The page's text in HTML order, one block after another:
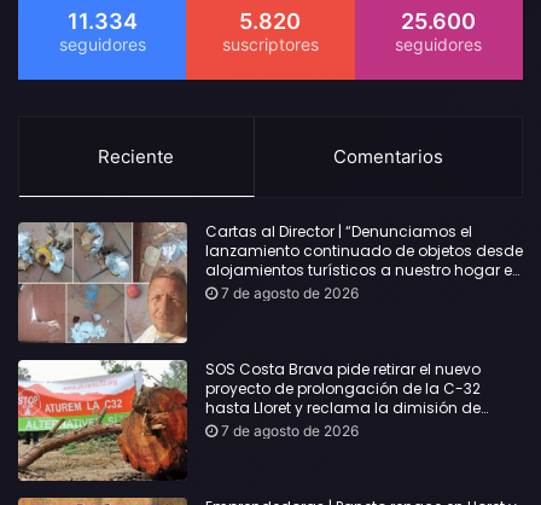
11.334 5.820 25.600
Reciente Comentarios
Cartas al Director | “Denunciamos el
lanzamiento continuado de objetos desde
alojamientos turísticos a nuestro hogar en
Lloret: Podría haber causado una
7 de agosto de 2026
SOS Costa Brava pide retirar el nuevo
proyecto de prolongación de la C-32
hasta Lloret y reclama la dimisión de
Sílvia Paneque
7 de agosto de 2026